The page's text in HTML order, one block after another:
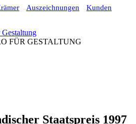
Auszeichnungen
Kunden
FÜR GESTALTUNG